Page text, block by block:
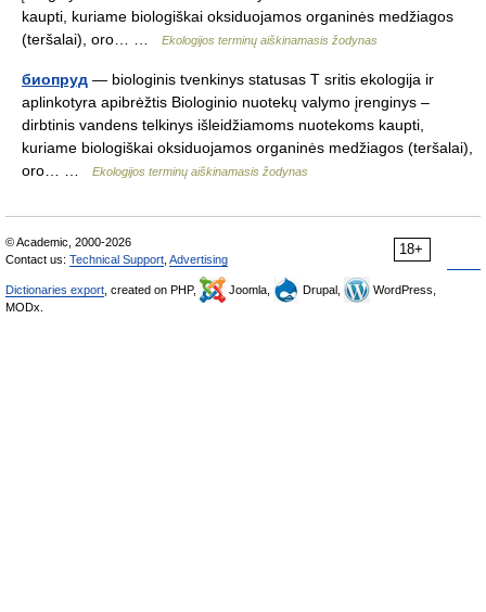
kaupti, kuriame biologiškai oksiduojamos organinės medžiagos
(teršalai), oro… …
Ekologijos terminų aiškinamasis žodynas
биопруд — biologinis tvenkinys statusas T sritis ekologija ir
aplinkotyra apibrėžtis Biologinio nuotekų valymo įrenginys –
dirbtinis vandens telkinys išleidžiamoms nuotekoms kaupti,
kuriame biologiškai oksiduojamos organinės medžiagos (teršalai),
oro… …
Ekologijos terminų aiškinamasis žodynas
18+
© Academic, 2000-2026
Contact us: Technical Support Advertising
Dictionaries export , created on PHP, Joomla, Drupal,
WordPress,
MODx.